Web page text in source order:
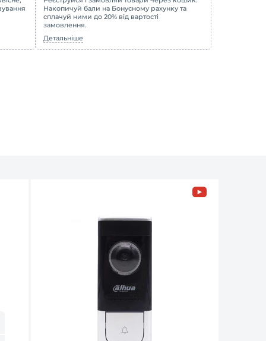
Накопичуй бали на Бонусному рахунку та
сплачуй ними до 20% від вартості
замовлення.
Детальніше